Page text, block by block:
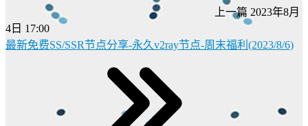
上一篇 2023年8月
4日 17:00
最新免费SS/SSR节点分享-永久v2ray节点-周末福利(2023/8/6)